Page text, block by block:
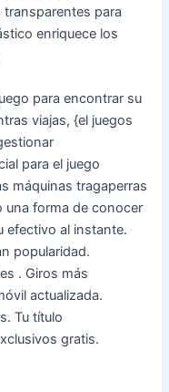
para
enriquece los
para encontrar su
viajas, {el juegos
para el juego
máquinas tragaperras
una forma de conocer
efectivo al instante.
popularidad.
. Giros más
actualizada.
Tu título
gratis.